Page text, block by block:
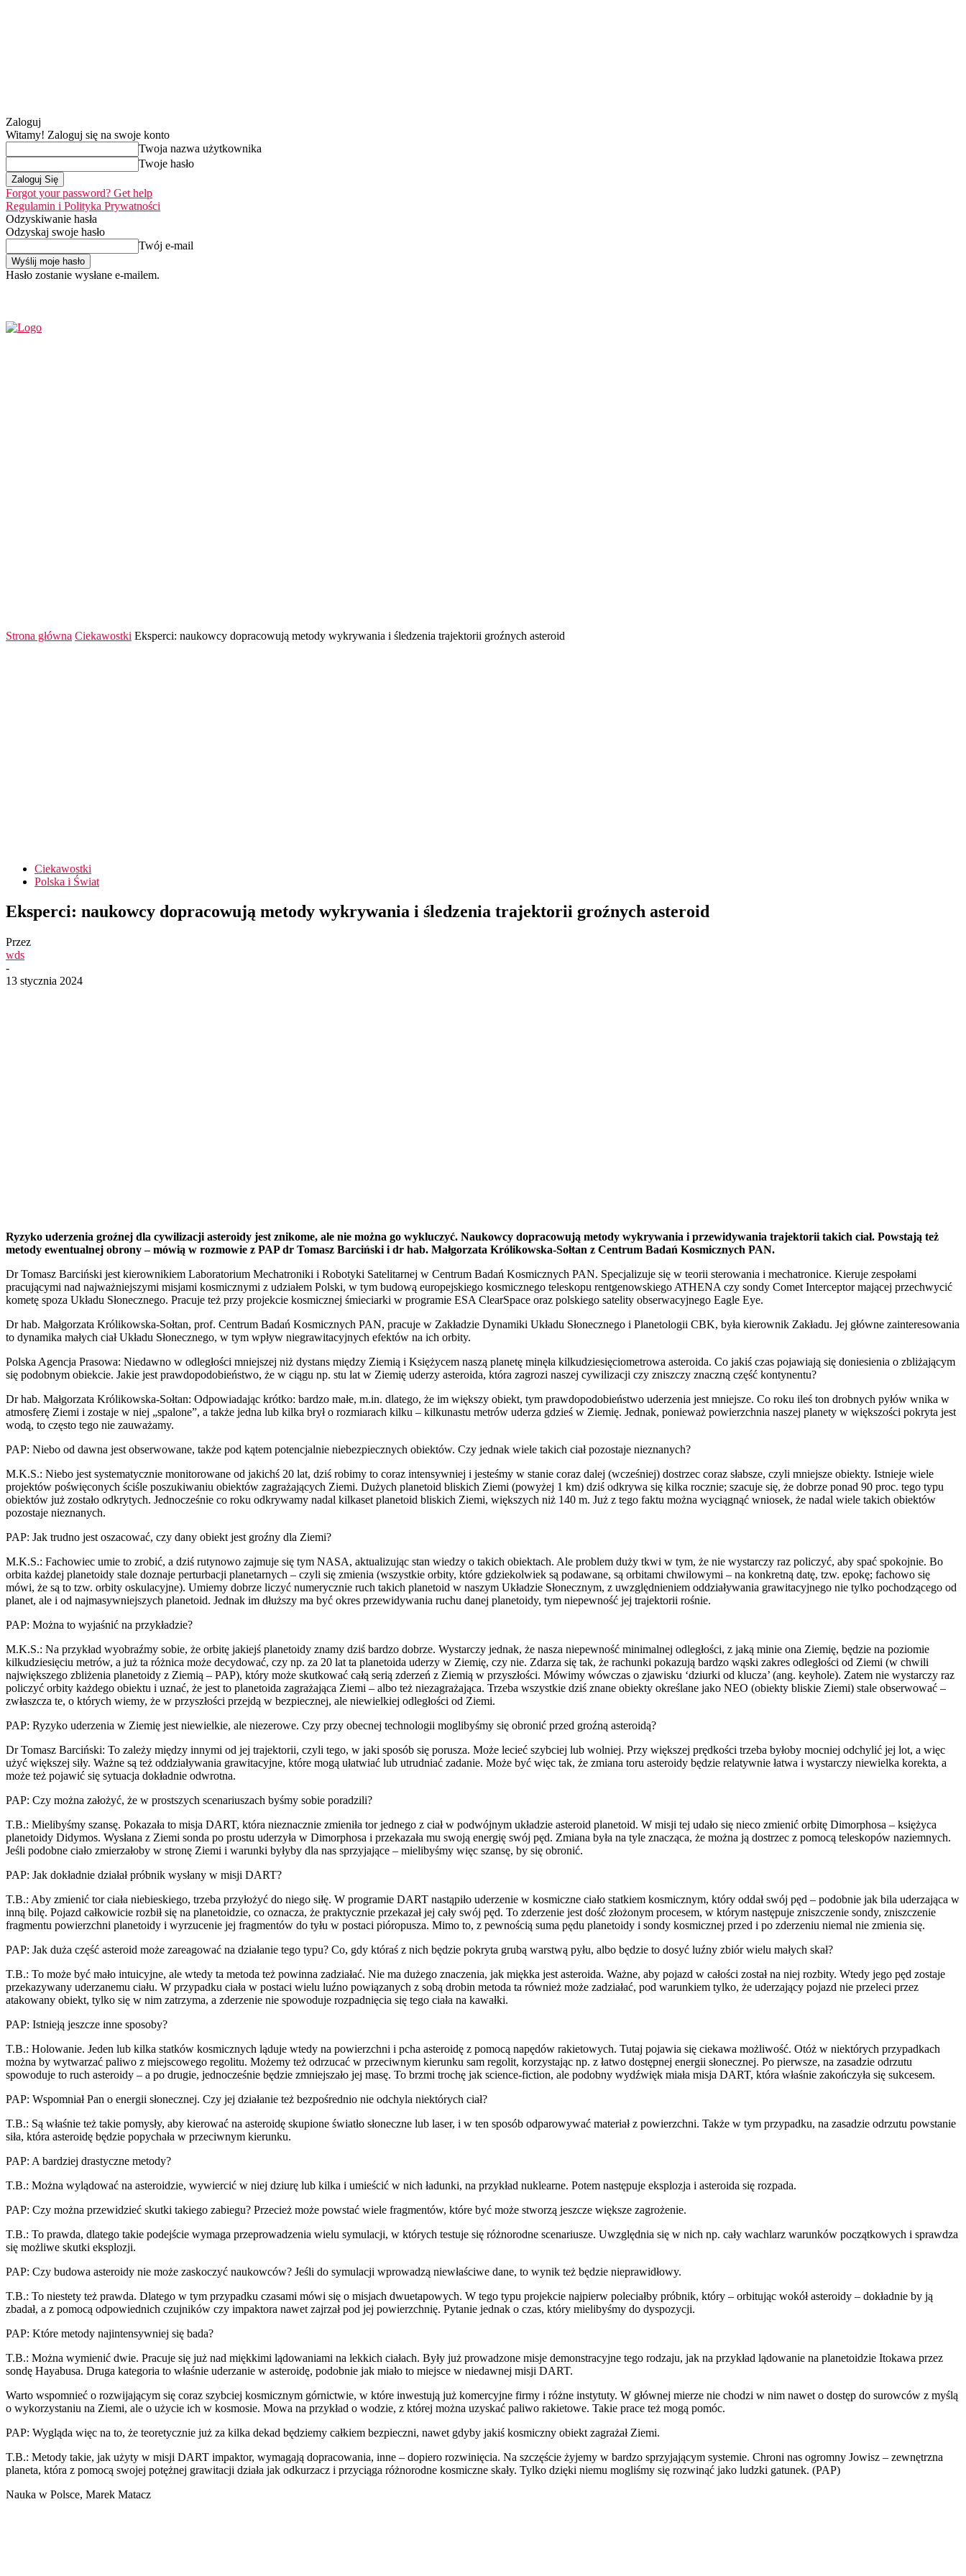
Zaloguj
Witamy! Zaloguj się na swoje konto
Twoja nazwa użytkownika
Twoje hasło
Forgot your password? Get help
Regulamin i Polityka Prywatności
Odzyskiwanie hasła
Odzyskaj swoje hasło
Twój e-mail
Hasło zostanie wysłane e-mailem.
Strona główna Ciekawostki Eksperci: naukowcy dopracowują metody wykrywania i śledzenia trajektorii groźnych asteroid
Ciekawostki
Polska i Świat
Eksperci: naukowcy dopracowują metody wykrywania i śledzenia trajektorii groźnych asteroid
Przez
wds
-
13 stycznia 2024
Ryzyko uderzenia groźnej dla cywilizacji asteroidy jest znikome, ale nie można go wykluczyć. Naukowcy dopracowują metody wykrywania i przewidywania trajektorii takich ciał. Powstają też
metody ewentualnej obrony – mówią w rozmowie z PAP dr Tomasz Barciński i dr hab. Małgorzata Królikowska-Sołtan z Centrum Badań Kosmicznych PAN.
Dr Tomasz Barciński jest kierownikiem Laboratorium Mechatroniki i Robotyki Satelitarnej w Centrum Badań Kosmicznych PAN. Specjalizuje się w teorii sterowania i mechatronice. Kieruje zespołami
pracującymi nad najważniejszymi misjami kosmicznymi z udziałem Polski, w tym budową europejskiego kosmicznego teleskopu rentgenowskiego ATHENA czy sondy Comet Interceptor mającej przechwycić
kometę spoza Układu Słonecznego. Pracuje też przy projekcie kosmicznej śmieciarki w programie ESA ClearSpace oraz polskiego satelity obserwacyjnego Eagle Eye.
Dr hab. Małgorzata Królikowska-Sołtan, prof. Centrum Badań Kosmicznych PAN, pracuje w Zakładzie Dynamiki Układu Słonecznego i Planetologii CBK, była kierownik Zakładu. Jej główne zainteresowania
to dynamika małych ciał Układu Słonecznego, w tym wpływ niegrawitacyjnych efektów na ich orbity.
Polska Agencja Prasowa: Niedawno w odległości mniejszej niż dystans między Ziemią i Księżycem naszą planetę minęła kilkudziesięciometrowa asteroida. Co jakiś czas pojawiają się doniesienia o zbliżającym
się podobnym obiekcie. Jakie jest prawdopodobieństwo, że w ciągu np. stu lat w Ziemię uderzy asteroida, która zagrozi naszej cywilizacji czy zniszczy znaczną część kontynentu?
Dr hab. Małgorzata Królikowska-Sołtan: Odpowiadając krótko: bardzo małe, m.in. dlatego, że im większy obiekt, tym prawdopodobieństwo uderzenia jest mniejsze. Co roku ileś ton drobnych pyłów wnika w
atmosferę Ziemi i zostaje w niej „spalone”, a także jedna lub kilka brył o rozmiarach kilku – kilkunastu metrów uderza gdzieś w Ziemię. Jednak, ponieważ powierzchnia naszej planety w większości pokryta jest
wodą, to często tego nie zauważamy.
PAP: Niebo od dawna jest obserwowane, także pod kątem potencjalnie niebezpiecznych obiektów. Czy jednak wiele takich ciał pozostaje nieznanych?
M.K.S.: Niebo jest systematycznie monitorowane od jakichś 20 lat, dziś robimy to coraz intensywniej i jesteśmy w stanie coraz dalej (wcześniej) dostrzec coraz słabsze, czyli mniejsze obiekty. Istnieje wiele
projektów poświęconych ściśle poszukiwaniu obiektów zagrażających Ziemi. Dużych planetoid bliskich Ziemi (powyżej 1 km) dziś odkrywa się kilka rocznie; szacuje się, że dobrze ponad 90 proc. tego typu
obiektów już zostało odkrytych. Jednocześnie co roku odkrywamy nadal kilkaset planetoid bliskich Ziemi, większych niż 140 m. Już z tego faktu można wyciągnąć wniosek, że nadal wiele takich obiektów
pozostaje nieznanych.
PAP: Jak trudno jest oszacować, czy dany obiekt jest groźny dla Ziemi?
M.K.S.: Fachowiec umie to zrobić, a dziś rutynowo zajmuje się tym NASA, aktualizując stan wiedzy o takich obiektach. Ale problem duży tkwi w tym, że nie wystarczy raz policzyć, aby spać spokojnie. Bo
orbita każdej planetoidy stale doznaje perturbacji planetarnych – czyli się zmienia (wszystkie orbity, które gdziekolwiek są podawane, są orbitami chwilowymi – na konkretną datę, tzw. epokę; fachowo się
mówi, że są to tzw. orbity oskulacyjne). Umiemy dobrze liczyć numerycznie ruch takich planetoid w naszym Układzie Słonecznym, z uwzględnieniem oddziaływania grawitacyjnego nie tylko pochodzącego od
planet, ale i od najmasywniejszych planetoid. Jednak im dłuższy ma być okres przewidywania ruchu danej planetoidy, tym niepewność jej trajektorii rośnie.
PAP: Można to wyjaśnić na przykładzie?
M.K.S.: Na przykład wyobraźmy sobie, że orbitę jakiejś planetoidy znamy dziś bardzo dobrze. Wystarczy jednak, że nasza niepewność minimalnej odległości, z jaką minie ona Ziemię, będzie na poziomie
kilkudziesięciu metrów, a już ta różnica może decydować, czy np. za 20 lat ta planetoida uderzy w Ziemię, czy nie. Zdarza się tak, że rachunki pokazują bardzo wąski zakres odległości od Ziemi (w chwili
największego zbliżenia planetoidy z Ziemią – PAP), który może skutkować całą serią zderzeń z Ziemią w przyszłości. Mówimy wówczas o zjawisku ‘dziurki od klucza’ (ang. keyhole). Zatem nie wystarczy raz
policzyć orbity każdego obiektu i uznać, że jest to planetoida zagrażająca Ziemi – albo też niezagrażająca. Trzeba wszystkie dziś znane obiekty określane jako NEO (obiekty bliskie Ziemi) stale obserwować –
zwłaszcza te, o których wiemy, że w przyszłości przejdą w bezpiecznej, ale niewielkiej odległości od Ziemi.
PAP: Ryzyko uderzenia w Ziemię jest niewielkie, ale niezerowe. Czy przy obecnej technologii moglibyśmy się obronić przed groźną asteroidą?
Dr Tomasz Barciński: To zależy między innymi od jej trajektorii, czyli tego, w jaki sposób się porusza. Może lecieć szybciej lub wolniej. Przy większej prędkości trzeba byłoby mocniej odchylić jej lot, a więc
użyć większej siły. Ważne są też oddziaływania grawitacyjne, które mogą ułatwiać lub utrudniać zadanie. Może być więc tak, że zmiana toru asteroidy będzie relatywnie łatwa i wystarczy niewielka korekta, a
może też pojawić się sytuacja dokładnie odwrotna.
PAP: Czy można założyć, że w prostszych scenariuszach byśmy sobie poradzili?
T.B.: Mielibyśmy szansę. Pokazała to misja DART, która nieznacznie zmieniła tor jednego z ciał w podwójnym układzie asteroid planetoid. W misji tej udało się nieco zmienić orbitę Dimorphosa – księżyca
planetoidy Didymos. Wysłana z Ziemi sonda po prostu uderzyła w Dimorphosa i przekazała mu swoją energię swój pęd. Zmiana była na tyle znacząca, że można ją dostrzec z pomocą teleskopów naziemnych.
Jeśli podobne ciało zmierzałoby w stronę Ziemi i warunki byłyby dla nas sprzyjające – mielibyśmy więc szansę, by się obronić.
PAP: Jak dokładnie działał próbnik wysłany w misji DART?
T.B.: Aby zmienić tor ciała niebieskiego, trzeba przyłożyć do niego siłę. W programie DART nastąpiło uderzenie w kosmiczne ciało statkiem kosmicznym, który oddał swój pęd – podobnie jak bila uderzająca w
inną bilę. Pojazd całkowicie rozbił się na planetoidzie, co oznacza, że praktycznie przekazał jej cały swój pęd. To zderzenie jest dość złożonym procesem, w którym następuje zniszczenie sondy, zniszczenie
fragmentu powierzchni planetoidy i wyrzucenie jej fragmentów do tyłu w postaci pióropusza. Mimo to, z pewnością suma pędu planetoidy i sondy kosmicznej przed i po zderzeniu niemal nie zmienia się.
PAP: Jak duża część asteroid może zareagować na działanie tego typu? Co, gdy któraś z nich będzie pokryta grubą warstwą pyłu, albo będzie to dosyć luźny zbiór wielu małych skał?
T.B.: To może być mało intuicyjne, ale wtedy ta metoda też powinna zadziałać. Nie ma dużego znaczenia, jak miękka jest asteroida. Ważne, aby pojazd w całości został na niej rozbity. Wtedy jego pęd zostaje
przekazywany uderzanemu ciału. W przypadku ciała w postaci wielu luźno powiązanych z sobą drobin metoda ta również może zadziałać, pod warunkiem tylko, że uderzający pojazd nie przeleci przez
atakowany obiekt, tylko się w nim zatrzyma, a zderzenie nie spowoduje rozpadnięcia się tego ciała na kawałki.
PAP: Istnieją jeszcze inne sposoby?
T.B.: Holowanie. Jeden lub kilka statków kosmicznych ląduje wtedy na powierzchni i pcha asteroidę z pomocą napędów rakietowych. Tutaj pojawia się ciekawa możliwość. Otóż w niektórych przypadkach
można by wytwarzać paliwo z miejscowego regolitu. Możemy też odrzucać w przeciwnym kierunku sam regolit, korzystając np. z łatwo dostępnej energii słonecznej. Po pierwsze, na zasadzie odrzutu
spowoduje to ruch asteroidy – a po drugie, jednocześnie będzie zmniejszało jej masę. To brzmi trochę jak science-fiction, ale podobny wydźwięk miała misja DART, która właśnie zakończyła się sukcesem.
PAP: Wspomniał Pan o energii słonecznej. Czy jej działanie też bezpośrednio nie odchyla niektórych ciał?
T.B.: Są właśnie też takie pomysły, aby kierować na asteroidę skupione światło słoneczne lub laser, i w ten sposób odparowywać materiał z powierzchni. Także w tym przypadku, na zasadzie odrzutu powstanie
siła, która asteroidę będzie popychała w przeciwnym kierunku.
PAP: A bardziej drastyczne metody?
T.B.: Można wylądować na asteroidzie, wywiercić w niej dziurę lub kilka i umieścić w nich ładunki, na przykład nuklearne. Potem następuje eksplozja i asteroida się rozpada.
PAP: Czy można przewidzieć skutki takiego zabiegu? Przecież może powstać wiele fragmentów, które być może stworzą jeszcze większe zagrożenie.
T.B.: To prawda, dlatego takie podejście wymaga przeprowadzenia wielu symulacji, w których testuje się różnorodne scenariusze. Uwzględnia się w nich np. cały wachlarz warunków początkowych i sprawdza
się możliwe skutki eksplozji.
PAP: Czy budowa asteroidy nie może zaskoczyć naukowców? Jeśli do symulacji wprowadzą niewłaściwe dane, to wynik też będzie nieprawidłowy.
T.B.: To niestety też prawda. Dlatego w tym przypadku czasami mówi się o misjach dwuetapowych. W tego typu projekcie najpierw poleciałby próbnik, który – orbitując wokół asteroidy – dokładnie by ją
zbadał, a z pomocą odpowiednich czujników czy impaktora nawet zajrzał pod jej powierzchnię. Pytanie jednak o czas, który mielibyśmy do dyspozycji.
PAP: Które metody najintensywniej się bada?
T.B.: Można wymienić dwie. Pracuje się już nad miękkimi lądowaniami na lekkich ciałach. Były już prowadzone misje demonstracyjne tego rodzaju, jak na przykład lądowanie na planetoidzie Itokawa przez
sondę Hayabusa. Druga kategoria to właśnie uderzanie w asteroidę, podobnie jak miało to miejsce w niedawnej misji DART.
Warto wspomnieć o rozwijającym się coraz szybciej kosmicznym górnictwie, w które inwestują już komercyjne firmy i różne instytuty. W głównej mierze nie chodzi w nim nawet o dostęp do surowców z myślą
o wykorzystaniu na Ziemi, ale o użycie ich w kosmosie. Mowa na przykład o wodzie, z której można uzyskać paliwo rakietowe. Takie prace też mogą pomóc.
PAP: Wygląda więc na to, że teoretycznie już za kilka dekad będziemy całkiem bezpieczni, nawet gdyby jakiś kosmiczny obiekt zagrażał Ziemi.
T.B.: Metody takie, jak użyty w misji DART impaktor, wymagają dopracowania, inne – dopiero rozwinięcia. Na szczęście żyjemy w bardzo sprzyjającym systemie. Chroni nas ogromny Jowisz – zewnętrzna
planeta, która z pomocą swojej potężnej grawitacji działa jak odkurzacz i przyciąga różnorodne kosmiczne skały. Tylko dzięki niemu mogliśmy się rozwinąć jako ludzki gatunek. (PAP)
Nauka w Polsce, Marek Matacz